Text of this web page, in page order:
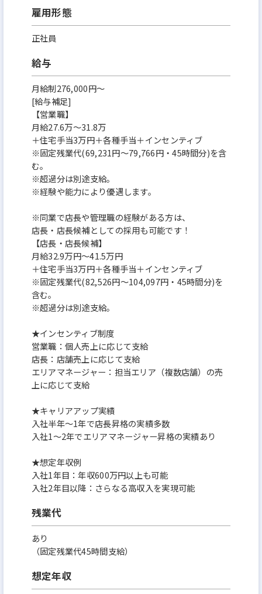
雇用形態
正社員
給与
月給制276,000円～
[給与補足]
【営業職】
月給27.6万～31.8万
＋住宅手当3万円＋各種手当＋インセンティブ
※固定残業代(69,231円～79,766円・45時間分)を含
む。
※超過分は別途支給。
※経験や能力により優遇します。
※同業で店長や管理職の経験がある方は、
店長・店長候補としての採用も可能です！
【店長・店長候補】
月給32.9万円～41.5万円
＋住宅手当3万円＋各種手当＋インセンティブ
※固定残業代(82,526円～104,097円・45時間分)を
含む。
※超過分は別途支給。
★インセンティブ制度
営業職：個人売上に応じて支給
店長：店舗売上に応じて支給
エリアマネージャー：担当エリア（複数店舗）の売
上に応じて支給
★キャリアアップ実績
入社半年～1年で店長昇格の実績多数
入社1～2年でエリアマネージャー昇格の実績あり
★想定年収例
入社1年目：年収600万円以上も可能
入社2年目以降：さらなる高収入を実現可能
残業代
あり
（固定残業代45時間支給）
想定年収